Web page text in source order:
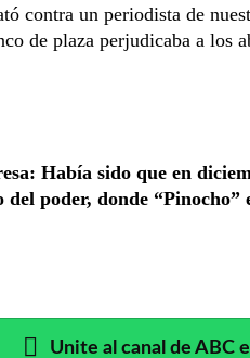
contra un periodista de
de plaza perjudicaba a los
Había sido que en
del poder, donde
Unite al canal de ABC